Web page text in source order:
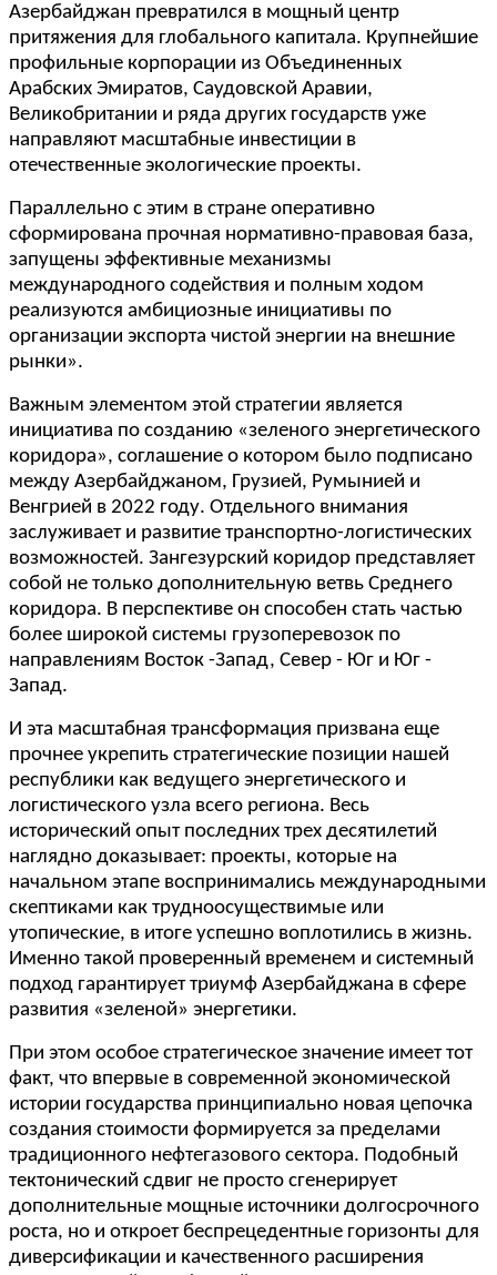
Азербайджан превратился в мощный центр
притяжения для глобального капитала. Крупнейшие
профильные корпорации из Объединенных
Арабских Эмиратов, Саудовской Аравии,
Великобритании и ряда других государств уже
направляют масштабные инвестиции в
отечественные экологические проекты.
Параллельно с этим в стране оперативно
сформирована прочная нормативно-правовая база,
запущены эффективные механизмы
международного содействия и полным ходом
реализуются амбициозные инициативы по
организации экспорта чистой энергии на внешние
рынки».
Важным элементом этой стратегии является
инициатива по созданию «зеленого энергетического
коридора», соглашение о котором было подписано
между Азербайджаном, Грузией, Румынией и
Венгрией в 2022 году. Отдельного внимания
заслуживает и развитие транспортно-логистических
возможностей. Зангезурский коридор представляет
собой не только дополнительную ветвь Среднего
коридора. В перспективе он способен стать частью
более широкой системы грузоперевозок по
направлениям Восток -Запад, Север - Юг и Юг -
Запад.
И эта масштабная трансформация призвана еще
прочнее укрепить стратегические позиции нашей
республики как ведущего энергетического и
логистического узла всего региона. Весь
исторический опыт последних трех десятилетий
наглядно доказывает: проекты, которые на
начальном этапе воспринимались международными
скептиками как трудноосуществимые или
утопические, в итоге успешно воплотились в жизнь.
Именно такой проверенный временем и системный
подход гарантирует триумф Азербайджана в сфере
развития «зеленой» энергетики.
При этом особое стратегическое значение имеет тот
факт, что впервые в современной экономической
истории государства принципиально новая цепочка
создания стоимости формируется за пределами
традиционного нефтегазового сектора. Подобный
тектонический сдвиг не просто сгенерирует
дополнительные мощные источники долгосрочного
роста, но и откроет беспрецедентные горизонты для
диверсификации и качественного расширения